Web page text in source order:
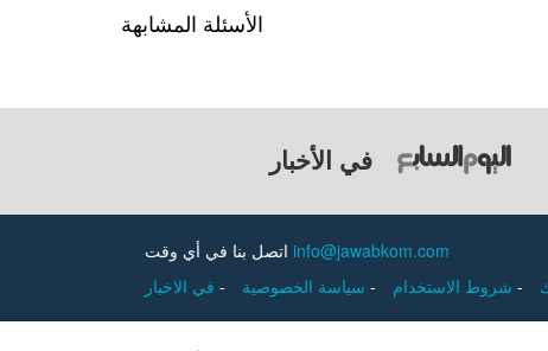
الأسئلة المشابهة
في الأخبار
info@jawabkom.com
- - -